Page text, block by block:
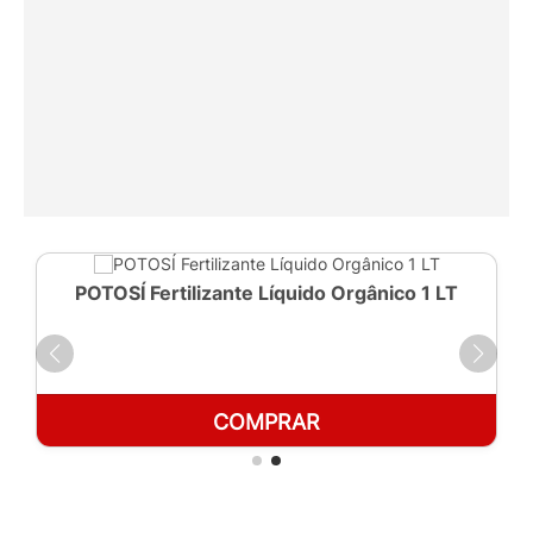
POTOSÍ Fertilizante Líquido Orgânico 1 LT
COMPRAR